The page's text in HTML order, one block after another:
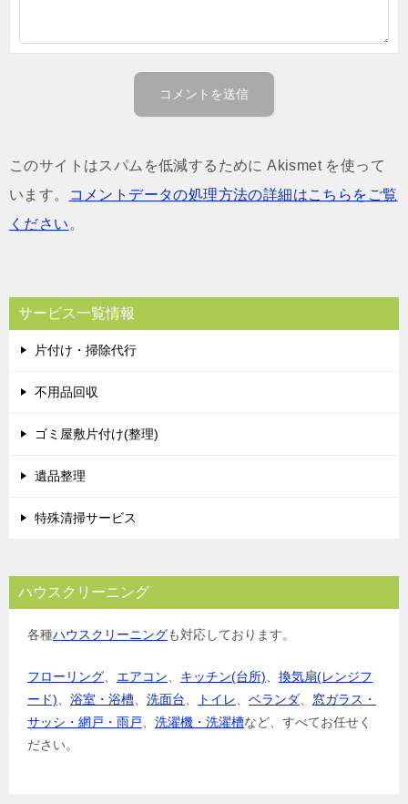
このサイトはスパムを低減するために Akismet を使って
います。
コメントデータの処理方法の詳細はこちらをご覧
ください 。
サービス一覧情報
片付け・掃除代行
不用品回収
ゴミ屋敷片付け(整理)
遺品整理
特殊清掃サービス
ハウスクリーニング
各種ハウスクリーニングも対応しております。
フローリング エアコン キッチン(台所)
換気扇(レンジフ
ード)
浴室・浴槽 洗面台 トイレ ベランダ
窓ガラス・
サッシ・網戸・雨戸
洗濯機・洗濯槽など、すべてお任せく
ださい。